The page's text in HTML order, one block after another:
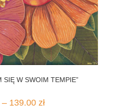
SIĘ W SWOIM TEMPIE”
– 139.00 złZakres